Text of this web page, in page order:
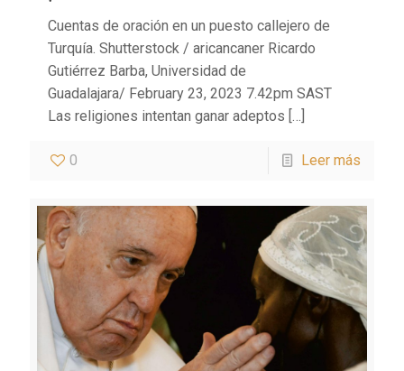
Cuentas de oración en un puesto callejero de
Turquía. Shutterstock / aricancaner Ricardo
Gutiérrez Barba, Universidad de
Guadalajara/ February 23, 2023 7.42pm SAST
Las religiones intentan ganar adeptos […]
0 Leer más